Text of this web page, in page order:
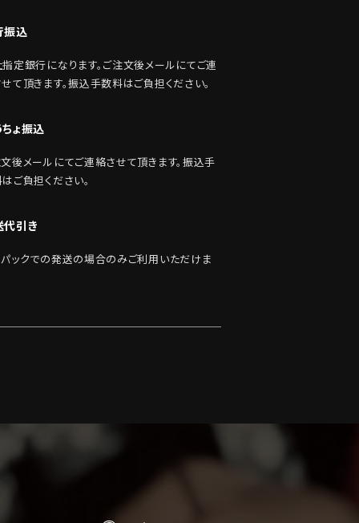
振込
定銀行になります。ご注文後メールにてご連
て頂きます。振込手数料はご負担ください。
ょ振込
後メールにてご連絡させて頂きます。振込手
ご負担ください。
代引き
ックでの発送の場合のみご利用いただけま